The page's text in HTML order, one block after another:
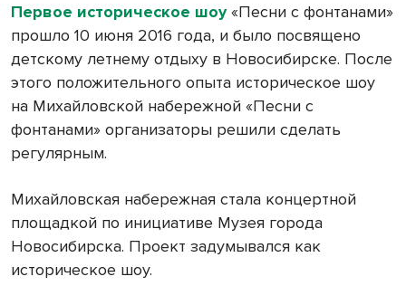
Первое историческое шоу «Песни с фонтанами»
прошло 10 июня 2016 года, и было посвящено
детскому летнему отдыху в Новосибирске. После
этого положительного опыта историческое шоу
на Михайловской набережной «Песни с
фонтанами» организаторы решили сделать
регулярным.
Михайловская набережная стала концертной
площадкой по инициативе Музея города
Новосибирска. Проект задумывался как
историческое шоу.